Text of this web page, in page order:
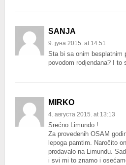
SANJA
9. јуна 2015. at 14:51
Sta bi sa onim besplatnim
povodom rodjendana? I to
MIRKO
4. августа 2015. at 13:13
Srećno Limundo !
Za provedenih OSAM
lepoga pamtim. Naročito
prodavalo na Limundu.
i svi mi to znamo i